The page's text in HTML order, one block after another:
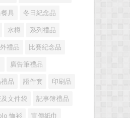
具 冬日紀念品
水樽 系列禮品
禮品 比賽紀念品
廣告筆禮品
品 證件套 印刷品
文件袋 記事簿禮品
恤衫 宣傳紙巾